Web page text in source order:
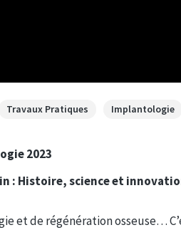
Travaux Pratiques Implantologie
2023
: Histoire, science et
et de régénération osseuse…